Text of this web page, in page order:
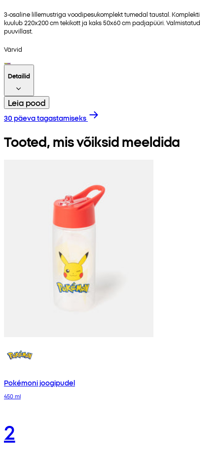
3-osaline lillemustriga voodipesukomplekt tumedal taustal. Komplekti
kuulub 220x200 cm tekikott ja kaks 50x60 cm padjapüüri. Valmistatud
puuvillast.
Värvid
Detailid
Leia pood
30 päeva tagastamiseks
Tooted, mis võiksid meeldida
Pokémoni joogipudel
450 ml
2